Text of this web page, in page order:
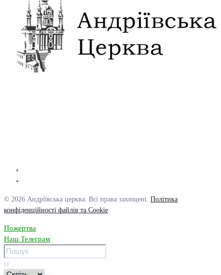
© 2026 Андріївська церква. Всі права захищені. Політика
конфіденційності файлів та Cookie
Пожертва
Наш Телеграм
із